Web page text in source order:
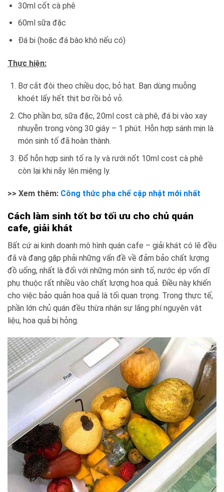
30ml cốt cà phê
60ml sữa đặc
Đá bi (hoặc đá bào khô nếu có)
Thực hiện:
Bơ cắt đôi theo chiều dọc, bỏ hạt. Bạn dùng muỗng
khoét lấy hết thịt bơ rồi bỏ vỏ.
Cho phần bơ, sữa đặc, 20ml cost cà phê, đá bi vào xay
nhuyễn trong vòng 30 giây – 1 phút. Hỗn hợp sánh mịn là
món sinh tố đã hoàn thành.
Đổ hỗn hợp sinh tố ra ly và rưới nốt 10ml cost cà phê
còn lại khi nãy lên miệng ly.
>> Xem thêm: Công thức pha chế cập nhật mới nhất
Cách làm sinh tốt bơ tối ưu cho chủ quán
cafe, giải khát
Bất cứ ai kinh doanh mô hình quán cafe – giải khát có lẽ đều
đã và đang gặp phải những vấn đề về đảm bảo chất lượng
đồ uống, nhất là đối với những món sinh tố, nước ép vốn dĩ
phụ thuộc rất nhiều vào chất lượng hoa quả. Điều này khiến
cho việc bảo quản hoa quả là tối quan trọng. Trong thực tế,
phần lớn chủ quán đều thừa nhận sự lãng phí nguyên vật
liệu, hoa quả bị hỏng.